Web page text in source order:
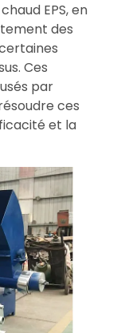
EPS, en
des
Ces
par
ces
et la